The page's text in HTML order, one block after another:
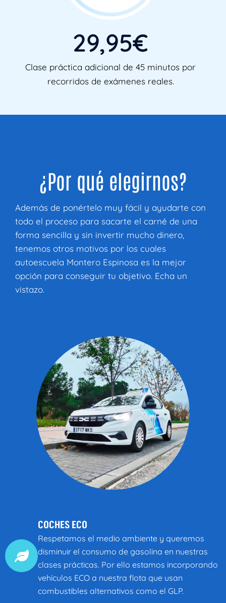
29,95€
Clase práctica adicional de 45 minutos por
recorridos de exámenes reales.
¿Por qué elegirnos?
Además de ponértelo muy fácil y ayudarte con
todo el proceso para sacarte el carné de una
forma sencilla y sin invertir mucho dinero,
tenemos otros motivos por los cuales
autoescuela Montero Espinosa es la mejor
opción para conseguir tu objetivo. Echa un
vistazo.
COCHES ECO
Respetamos el medio ambiente y queremos
disminuir el consumo de gasolina en nuestras
clases prácticas. Por ello estamos incorporando
vehículos ECO a nuestra flota que usan
combustibles alternativos como el GLP.